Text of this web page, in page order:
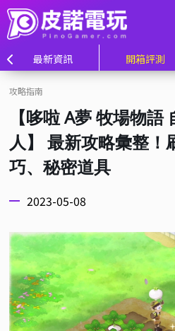
最新資訊 開箱評測
攻略指南
【哆啦 A夢 牧場物
人】 最新攻略彙整！
巧、秘密道具
2023-05-08